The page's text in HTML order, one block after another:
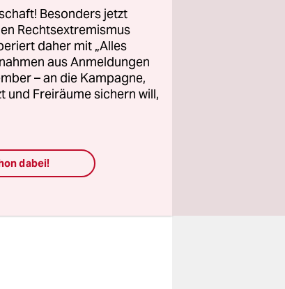
Besonders jetzt
Rechtsextremismus
daher mit „Alles
aus Anmeldungen
– an die Kampagne,
und Freiräume sichern will,
dabei!